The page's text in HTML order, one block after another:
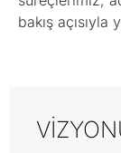
bakış açısıyla